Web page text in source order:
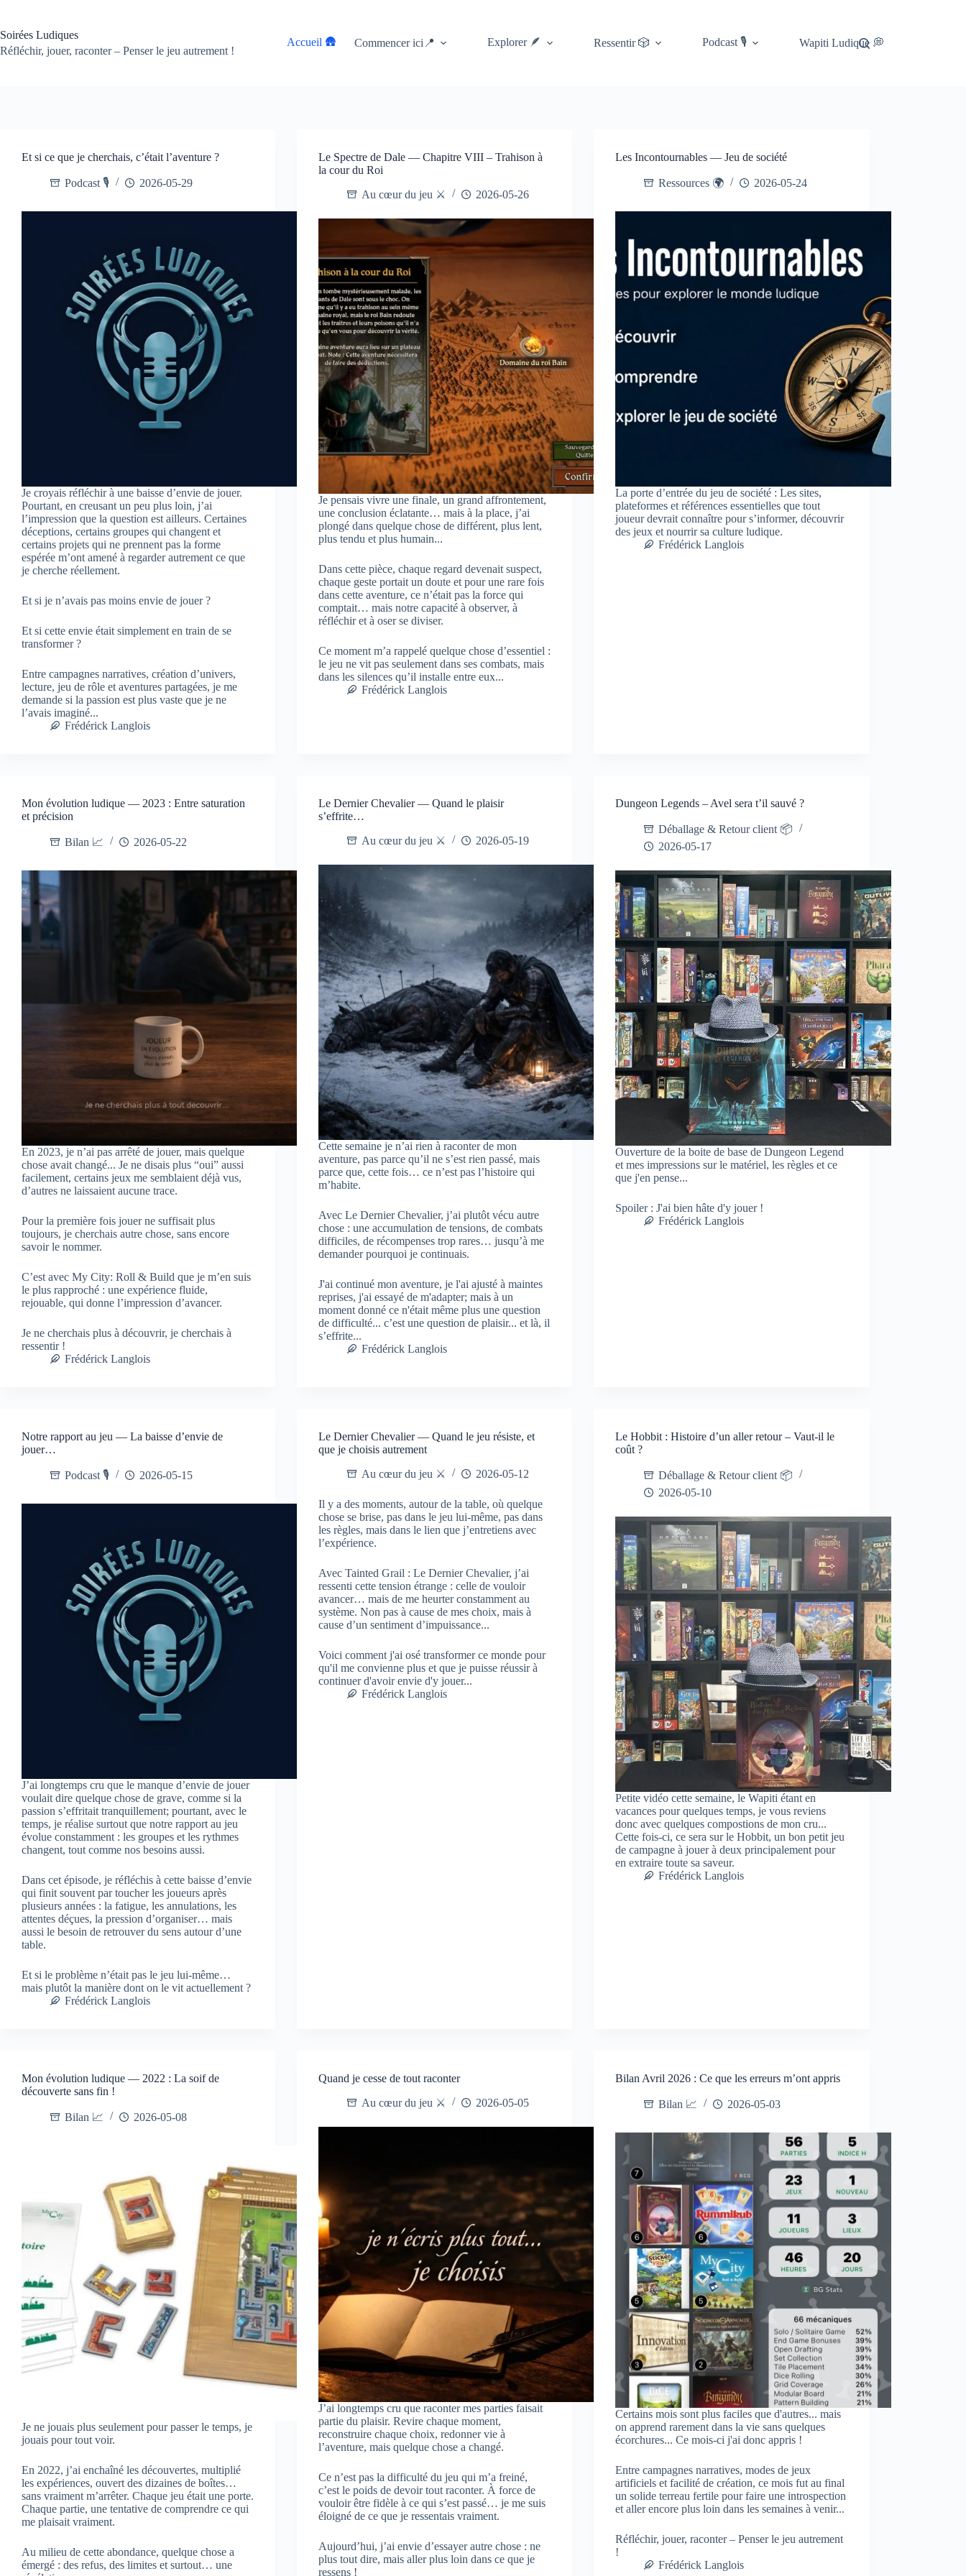
contenu
Soirées Ludiques
Réfléchir, jouer, raconter – Penser le jeu autrement !
Accueil 🛖 Commencer ici📍 Explorer 🪶 Ressentir 🎲 Podcast 🎙️ Wapiti Ludique 💭
Et si ce que je cherchais, c’était l’aventure ?
Podcast 🎙️ 2026-05-29
Je croyais réfléchir à une baisse d’envie de jouer.
Pourtant, en creusant un peu plus loin, j’ai
l’impression que la question est ailleurs. Certaines
déceptions, certains groupes qui changent et
certains projets qui ne prennent pas la forme
espérée m’ont amené à regarder autrement ce que
je cherche réellement.
Et si je n’avais pas moins envie de jouer ?
Et si cette envie était simplement en train de se
transformer ?
Entre campagnes narratives, création d’univers,
lecture, jeu de rôle et aventures partagées, je me
demande si la passion est plus vaste que je ne
l’avais imaginé...
Frédérick Langlois
Le Spectre de Dale — Chapitre VIII – Trahison à
la cour du Roi
Au cœur du jeu ⚔️
2026-05-26
Je pensais vivre une finale, un grand affrontement,
une conclusion éclatante… mais à la place, j’ai
plongé dans quelque chose de différent, plus lent,
plus tendu et plus humain...
Dans cette pièce, chaque regard devenait suspect,
chaque geste portait un doute et pour une rare fois
dans cette aventure, ce n’était pas la force qui
comptait… mais notre capacité à observer, à
réfléchir et à oser se diviser.
Ce moment m’a rappelé quelque chose d’essentiel :
le jeu ne vit pas seulement dans ses combats, mais
dans les silences qu’il installe entre eux...
Frédérick Langlois
Les Incontournables — Jeu de société
Ressources 🌍 2026-05-24
La porte d’entrée du jeu de société : Les sites,
plateformes et références essentielles que tout
joueur devrait connaître pour s’informer, découvrir
des jeux et nourrir sa culture ludique.
Frédérick Langlois
Mon évolution ludique — 2023 : Entre saturation
et précision
Bilan 📈 2026-05-22
En 2023, je n’ai pas arrêté de jouer, mais quelque
chose avait changé... Je ne disais plus “oui” aussi
facilement, certains jeux me semblaient déjà vus,
d’autres ne laissaient aucune trace.
Pour la première fois jouer ne suffisait plus
toujours, je cherchais autre chose, sans encore
savoir le nommer.
C’est avec My City: Roll & Build que je m’en suis
le plus rapproché : une expérience fluide,
rejouable, qui donne l’impression d’avancer.
Je ne cherchais plus à découvrir, je cherchais à
ressentir !
Frédérick Langlois
Le Dernier Chevalier — Quand le plaisir
s’effrite…
Au cœur du jeu ⚔️
2026-05-19
Cette semaine je n’ai rien à raconter de mon
aventure, pas parce qu’il ne s’est rien passé, mais
parce que, cette fois… ce n’est pas l’histoire qui
m’habite.
Avec Le Dernier Chevalier, j’ai plutôt vécu autre
chose : une accumulation de tensions, de combats
difficiles, de récompenses trop rares… jusqu’à me
demander pourquoi je continuais.
J'ai continué mon aventure, je l'ai ajusté à maintes
reprises, j'ai essayé de m'adapter; mais à un
moment donné ce n'était même plus une question
de difficulté... c’est une question de plaisir... et là, il
s’effrite...
Frédérick Langlois
Dungeon Legends – Avel sera t’il sauvé ?
Déballage & Retour client 📦
2026-05-17
Ouverture de la boite de base de Dungeon Legend
et mes impressions sur le matériel, les règles et ce
que j'en pense...
Spoiler : J'ai bien hâte d'y jouer !
Frédérick Langlois
Notre rapport au jeu — La baisse d’envie de
jouer…
Podcast 🎙️ 2026-05-15
J’ai longtemps cru que le manque d’envie de jouer
voulait dire quelque chose de grave, comme si la
passion s’effritait tranquillement; pourtant, avec le
temps, je réalise surtout que notre rapport au jeu
évolue constamment : les groupes et les rythmes
changent, tout comme nos besoins aussi.
Dans cet épisode, je réfléchis à cette baisse d’envie
qui finit souvent par toucher les joueurs après
plusieurs années : la fatigue, les annulations, les
attentes déçues, la pression d’organiser… mais
aussi le besoin de retrouver du sens autour d’une
table.
Et si le problème n’était pas le jeu lui-même…
mais plutôt la manière dont on le vit actuellement ?
Frédérick Langlois
Le Dernier Chevalier — Quand le jeu résiste, et
que je choisis autrement
Au cœur du jeu ⚔️
2026-05-12
Il y a des moments, autour de la table, où quelque
chose se brise, pas dans le jeu lui-même, pas dans
les règles, mais dans le lien que j’entretiens avec
l’expérience.
Avec Tainted Grail : Le Dernier Chevalier, j’ai
ressenti cette tension étrange : celle de vouloir
avancer… mais de me heurter constamment au
système. Non pas à cause de mes choix, mais à
cause d’un sentiment d’impuissance...
Voici comment j'ai osé transformer ce monde pour
qu'il me convienne plus et que je puisse réussir à
continuer d'avoir envie d'y jouer...
Frédérick Langlois
Le Hobbit : Histoire d’un aller retour – Vaut-il le
coût ?
Déballage & Retour client 📦
2026-05-10
Petite vidéo cette semaine, le Wapiti étant en
vacances pour quelques temps, je vous reviens
donc avec quelques compostions de mon cru...
Cette fois-ci, ce sera sur le Hobbit, un bon petit jeu
de campagne à jouer à deux principalement pour
en extraire toute sa saveur.
Frédérick Langlois
Mon évolution ludique — 2022 : La soif de
découverte sans fin !
Bilan 📈 2026-05-08
Je ne jouais plus seulement pour passer le temps, je
jouais pour tout voir.
En 2022, j’ai enchaîné les découvertes, multiplié
les expériences, ouvert des dizaines de boîtes…
sans vraiment m’arrêter. Chaque jeu était une porte.
Chaque partie, une tentative de comprendre ce qui
me plaisait vraiment.
Au milieu de cette abondance, quelque chose a
émergé : des refus, des limites et surtout… une
Quand je cesse de tout raconter
Au cœur du jeu ⚔️
2026-05-05
J’ai longtemps cru que raconter mes parties faisait
partie du plaisir. Revire chaque moment,
reconstruire chaque choix, redonner vie à
l’aventure, mais quelque chose a changé.
Ce n’est pas la difficulté du jeu qui m’a freiné,
c’est le poids de devoir tout raconter. À force de
vouloir être fidèle à ce qui s’est passé… je me suis
éloigné de ce que je ressentais vraiment.
Aujourd’hui, j’ai envie d’essayer autre chose : ne
plus tout dire, mais aller plus loin dans ce que je
ressens !
Bilan Avril 2026 : Ce que les erreurs m’ont appris
Bilan 📈 2026-05-03
Certains mois sont plus faciles que d'autres... mais
on apprend rarement dans la vie sans quelques
écorchures... Ce mois-ci j'ai donc appris !
Entre campagnes narratives, modes de jeux
artificiels et facilité de création, ce mois fut au final
un solide terreau fertile pour faire une introspection
et aller encore plus loin dans les semaines à venir...
Réfléchir, jouer, raconter – Penser le jeu autrement
!
Frédérick Langlois